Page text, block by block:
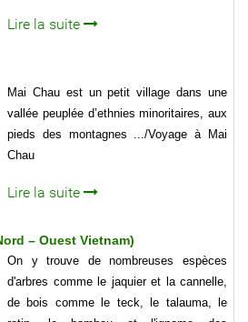
Lire la suite
Mai Chau est un petit village dans une
vallée peuplée d’ethnies minoritaires, aux
pieds des montagnes .../Voyage à Mai
Chau
Lire la suite
– Ouest Vietnam)
On y trouve de nombreuses espèces
d'arbres comme le jaquier et la cannelle,
de bois comme le teck, le talauma, le